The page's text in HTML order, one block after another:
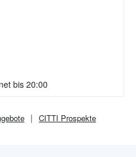
bis 20:00
CITTI Prospekte